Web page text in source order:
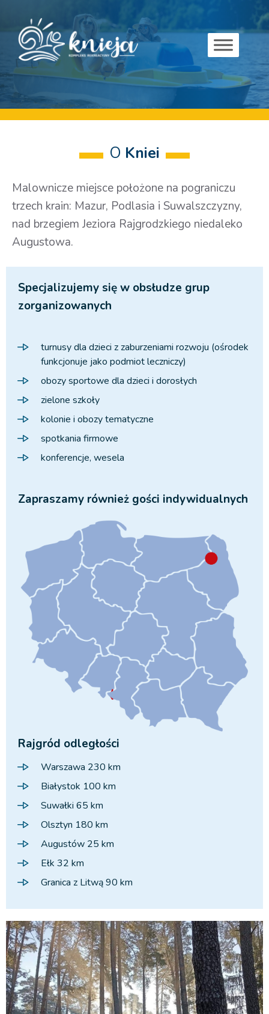
O Kniei
Malownicze miejsce położone na pograniczu
trzech krain: Mazur, Podlasia i Suwalszczyzny,
nad brzegiem Jeziora Rajgrodzkiego niedaleko
Augustowa.
Specjalizujemy się w obsłudze grup
zorganizowanych
turnusy dla dzieci z zaburzeniami rozwoju (ośrodek
funkcjonuje jako podmiot leczniczy)
obozy sportowe dla dzieci i dorosłych
zielone szkoły
kolonie i obozy tematyczne
spotkania firmowe
konferencje, wesela
Zapraszamy również gości indywidualnych
Rajgród odległości
Warszawa 230 km
Białystok 100 km
Suwałki 65 km
Olsztyn 180 km
Augustów 25 km
Ełk 32 km
Granica z Litwą 90 km